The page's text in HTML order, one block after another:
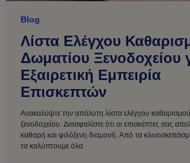
Blog
Λίστα Ελέγχου
Δωματίου Ξενοδοχείου
Εξαιρετική Εμπειρία
Επισκεπτών
Ανακαλύψτε την απόλυτη λίστα ελέγχου
ξενοδοχείου. Διασφαλίστε ότι οι επισκέπτες σας
καθαρή και φιλόξενη διαμονή. Από τα
τα καλύπτουμε όλα.